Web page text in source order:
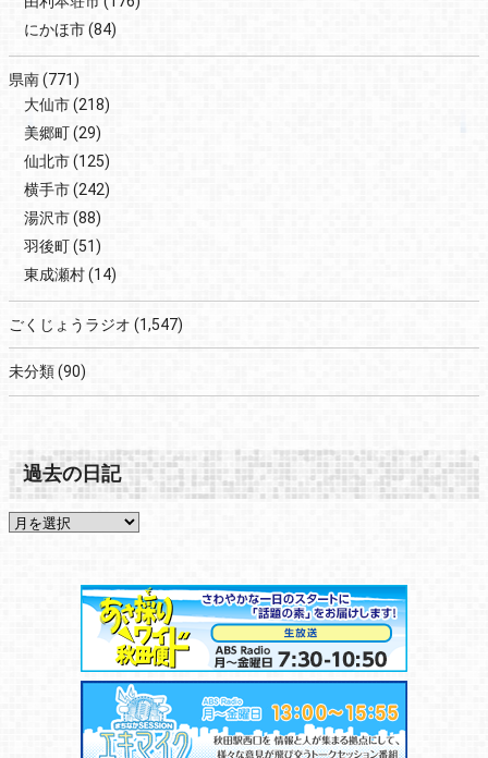
にかほ市(84)
県南(771)
大仙市(218)
美郷町(29)
仙北市(125)
横手市(242)
湯沢市(88)
羽後町(51)
東成瀬村(14)
ごくじょうラジオ (1,547)
未分類(90)
過去の日記